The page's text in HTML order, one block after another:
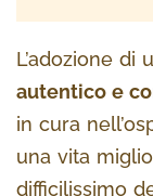
L’adozione di
autentico e
in cura
una vita
difficilissimo